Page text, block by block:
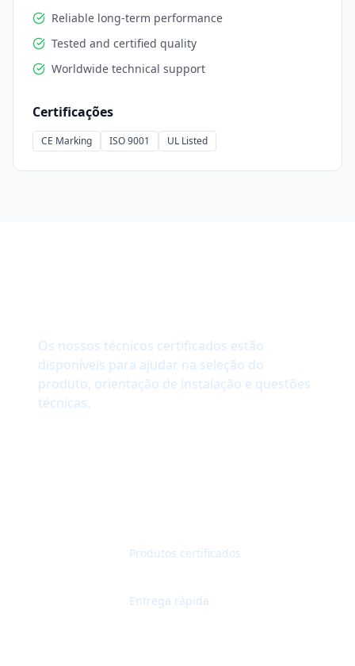
Reliable long-term performance
Tested and certified quality
Worldwide technical support
Certificações
CE Marking ISO 9001 UL Listed
Os nossos técnicos certificados estão
disponíveis para ajudar na seleção do
produto, orientação de instalação e questões
técnicas.
Produtos certificados
Entrega rápida